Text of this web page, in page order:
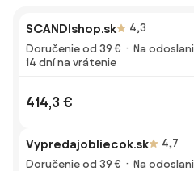
SCANDIshop.sk 4,3
Doručenie od 39 €
Na
14 dní na vrátenie
414,3 €
Vypredajobliecok.sk 4,7
Doručenie od 39 €
Na